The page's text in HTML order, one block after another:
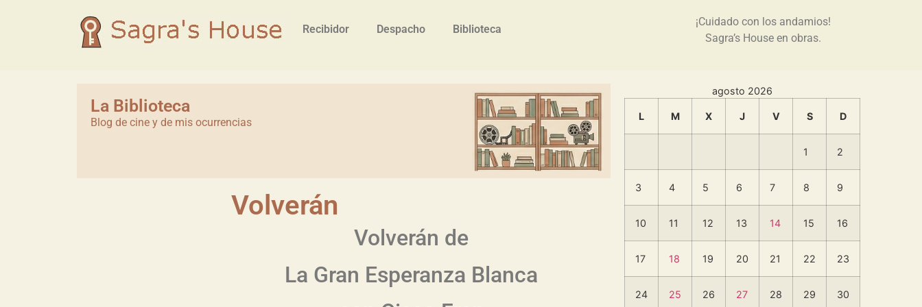
Recibidor Despacho Biblioteca
¡Cuidado con los andamios!
Sagra’s House en obras.
La Biblioteca
Blog de cine y de mis ocurrencias
Volverán
Volverán de
La Gran Esperanza Blanca
agosto 2026
L M X J V S D
1 2
3 4 5 6 7 8 9
10 11 12 13 14 15 16
17 18 19 20 21 22 23
24 25 26 27 28 29 30